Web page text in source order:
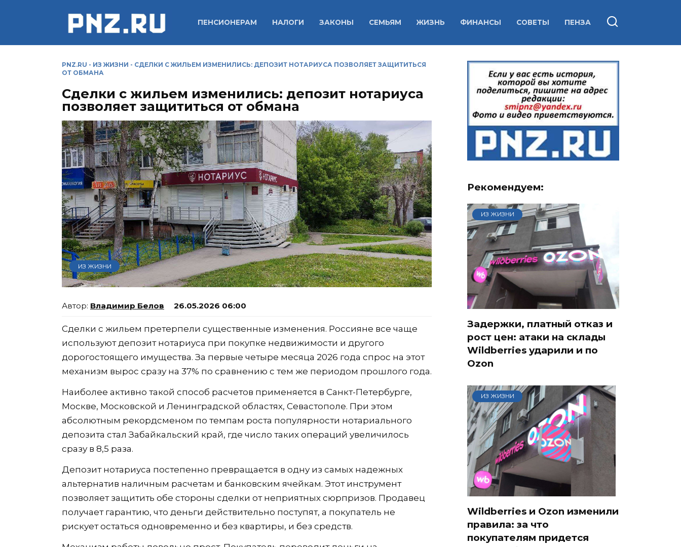
ПЕНСИОНЕРАМ НАЛОГИ ЗАКОНЫ СЕМЬЯМ ЖИЗНЬ ФИНАНСЫ СОВЕТЫ ПЕНЗА
PNZ.RU - ИЗ ЖИЗНИ - СДЕЛКИ С ЖИЛЬЕМ ИЗМЕНИЛИСЬ: ДЕПОЗИТ НОТАРИУСА ПОЗВОЛЯЕТ ЗАЩИТИТЬСЯ
ОТ ОБМАНА
Сделки с жильем изменились: депозит нотариуса
позволяет защититься от обмана
ИЗ ЖИЗНИ
Владимир Белов 26.05.2026 06:00
Сделки с жильем претерпели существенные изменения. Россияне все чаще
используют депозит нотариуса при покупке недвижимости и другого
дорогостоящего имущества. За первые четыре месяца 2026 года спрос на этот
механизм вырос сразу на 37% по сравнению с тем же периодом прошлого года.
Наиболее активно такой способ расчетов применяется в Санкт-Петербурге,
Москве, Московской и Ленинградской областях, Севастополе. При этом
абсолютным рекордсменом по темпам роста популярности нотариального
депозита стал Забайкальский край, где число таких операций увеличилось
сразу в 8,5 раза.
Депозит нотариуса постепенно превращается в одну из самых надежных
альтернатив наличным расчетам и банковским ячейкам. Этот инструмент
позволяет защитить обе стороны сделки от неприятных сюрпризов. Продавец
получает гарантию, что деньги действительно поступят, а покупатель не
рискует остаться одновременно и без квартиры, и без средств.
Рекомендуем:
ИЗ ЖИЗНИ
Задержки, платный отказ и
рост цен: атаки на склады
Wildberries ударили и по
Ozon
ИЗ ЖИЗНИ
Wildberries и Ozon изменили
правила: за что
покупателям придется